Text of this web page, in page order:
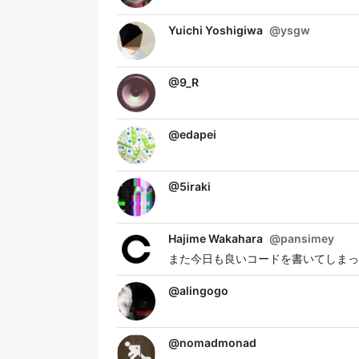
Yuichi Yoshigiwa @ysgw
@9_R
@edapei
@5iraki
Hajime Wakahara @pansimey
また今日も良いコードを書いてしま
@alingogo
@nomadmonad